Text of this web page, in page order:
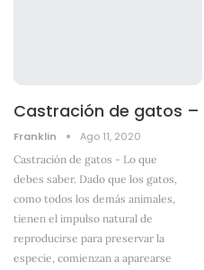
Castración de gatos –
Franklin Ago 11, 2020
Castración de gatos - Lo que
debes saber. Dado que los gatos,
como todos los demás animales,
tienen el impulso natural de
reproducirse para preservar la
especie, comienzan a aparearse